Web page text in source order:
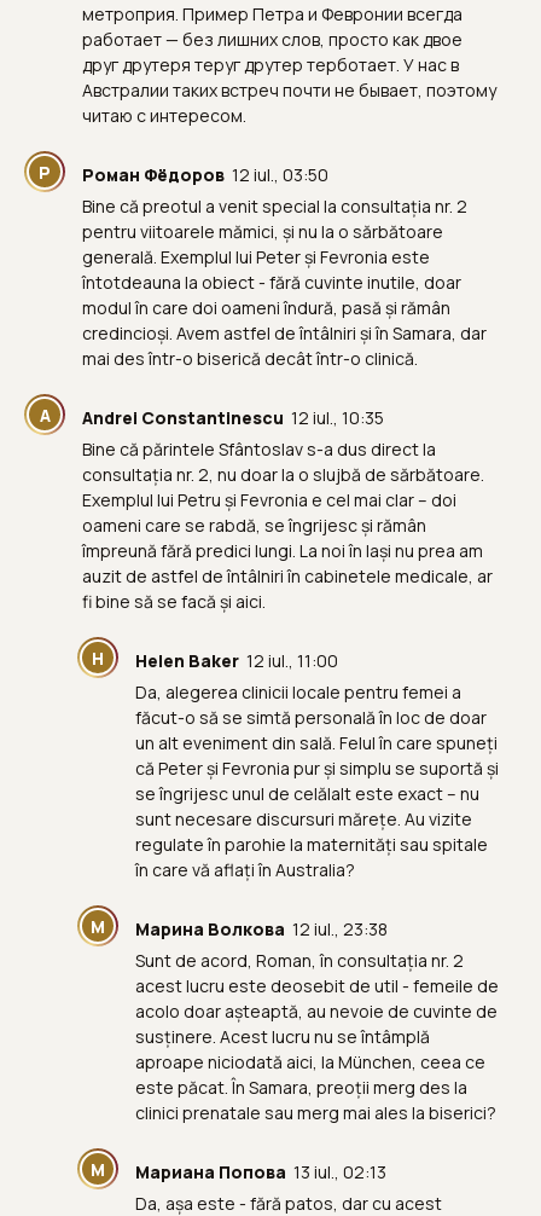
метроприя. Пример Петра и Февронии всегда
работает — без лишних слов, просто как двое
друг друтеря теруг друтер терботает. У нас в
Австралии таких встреч почти не бывает, поэтому
читаю с интересом.
Р Роман Фёдоров 12 iul., 03:50
Bine că preotul a venit special la consultația nr. 2
pentru viitoarele mămici, și nu la o sărbătoare
generală. Exemplul lui Peter și Fevronia este
întotdeauna la obiect - fără cuvinte inutile, doar
modul în care doi oameni îndură, pasă și rămân
credincioși. Avem astfel de întâlniri și în Samara, dar
mai des într-o biserică decât într-o clinică.
A Andrei Constantinescu 12 iul., 10:35
Bine că părintele Sfântoslav s-a dus direct la
consultația nr. 2, nu doar la o slujbă de sărbătoare.
Exemplul lui Petru și Fevronia e cel mai clar – doi
oameni care se rabdă, se îngrijesc și rămân
împreună fără predici lungi. La noi în Iași nu prea am
auzit de astfel de întâlniri în cabinetele medicale, ar
fi bine să se facă și aici.
H Helen Baker 12 iul., 11:00
Da, alegerea clinicii locale pentru femei a
făcut-o să se simtă personală în loc de doar
un alt eveniment din sală. Felul în care spuneți
că Peter și Fevronia pur și simplu se suportă și
se îngrijesc unul de celălalt este exact – nu
sunt necesare discursuri mărețe. Au vizite
regulate în parohie la maternități sau spitale
în care vă aflați în Australia?
М Марина Волкова 12 iul., 23:38
Sunt de acord, Roman, în consultația nr. 2
acest lucru este deosebit de util - femeile de
acolo doar așteaptă, au nevoie de cuvinte de
susținere. Acest lucru nu se întâmplă
aproape niciodată aici, la München, ceea ce
este păcat. În Samara, preoții merg des la
clinici prenatale sau merg mai ales la biserici?
М Мариана Попова 13 iul., 02:13
Da, așa este - fără patos, dar cu acest